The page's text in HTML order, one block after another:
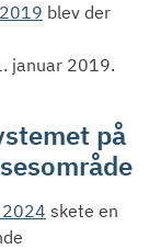
blev der
januar 2019.
på
2024 skete en